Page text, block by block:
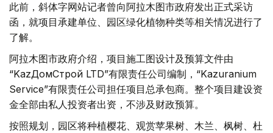
此前，斜体字网站记者曾向阿拉木图市政府发出正式采访
函，就项目承建单位、园区绿化植物种类等相关情况进行了
了解。
阿拉木图市政府介绍，项目施工图设计及预算文件由
“KazДомСтрой LTD”有限责任公司编制，“Kazuranium
Service”有限责任公司担任项目总承包商。整个项目建设资
金全部由私人投资者出资，不涉及财政预算。
按照规划，园区将种植樱花、观赏苹果树、木兰、枫树、杜